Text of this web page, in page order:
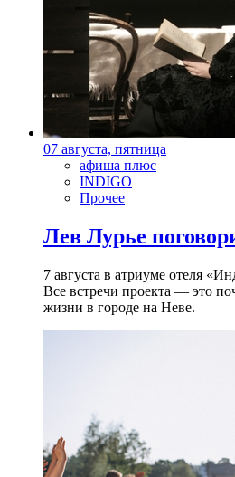
07 августа, пятница
афиша плюс
INDIGO
Прочее
Лев Лурье
7 августа в атриуме отеля
Все встречи проекта — это
жизни в городе на Неве.